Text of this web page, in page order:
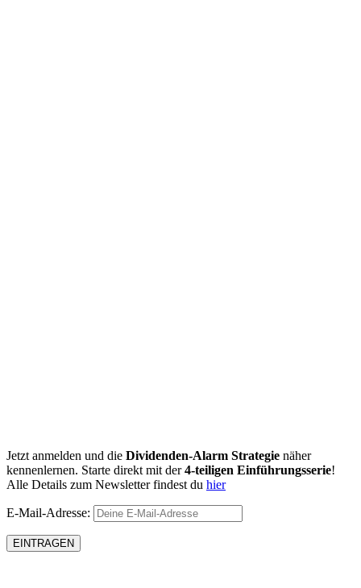
Jetzt anmelden und die Dividenden-Alarm Strategie näher
kennenlernen. Starte direkt mit der4-teiligen Einführungsserie!
Alle Details zum Newsletter findest du hier
E-Mail-Adresse: